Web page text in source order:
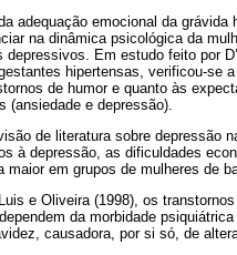
adequação emocional da
na dinâmica psicológica da
depressivos. Em estudo feito por
hipertensas, verificou-se
de humor e quanto às
(ansiedade e depressão).
de literatura sobre depressão
à depressão, as dificuldades
maior em grupos de mulheres de
e Oliveira (1998), os
da morbidade
causadora, por si só, de